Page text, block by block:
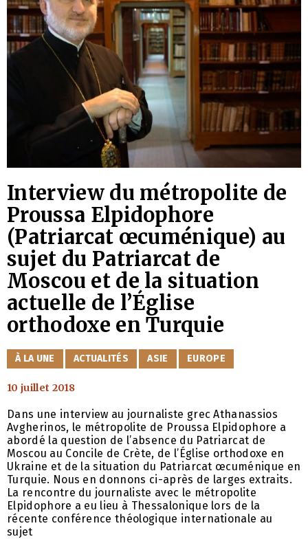
Interview du métropolite de
Proussa Elpidophore
(Patriarcat œcuménique) au
sujet du Patriarcat de
Moscou et de la situation
actuelle de l’Église
orthodoxe en Turquie
CATÉGORIES
À LA UNE ACTUALITÉS ASIE EUROPE
10 juillet 2018
Dans une interview au journaliste grec Athanassios
Avgherinos, le métropolite de Proussa Elpidophore a
abordé la question de l’absence du Patriarcat de
Moscou au Concile de Crète, de l’Église orthodoxe en
Ukraine et de la situation du Patriarcat œcuménique en
Turquie. Nous en donnons ci-après de larges extraits.
La rencontre du journaliste avec le métropolite
Elpidophore a eu lieu à Thessalonique lors de la
récente conférence théologique internationale au
sujet